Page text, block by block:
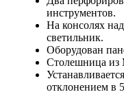
инструментов.
На консолях
светильник.
Оборудован
Столешница из
отклонением в